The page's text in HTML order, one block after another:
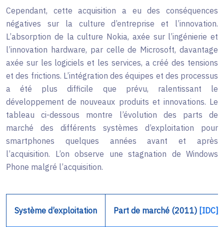
Cependant, cette acquisition a eu des conséquences
négatives sur la culture d’entreprise et l’innovation.
L’absorption de la culture Nokia, axée sur l’ingénierie et
l’innovation hardware, par celle de Microsoft, davantage
axée sur les logiciels et les services, a créé des tensions
et des frictions. L’intégration des équipes et des processus
a été plus difficile que prévu, ralentissant le
développement de nouveaux produits et innovations. Le
tableau ci-dessous montre l’évolution des parts de
marché des différents systèmes d’exploitation pour
smartphones quelques années avant et après
l’acquisition. L’on observe une stagnation de Windows
Phone malgré l’acquisition.
Système d’exploitation Part de marché (2011) [IDC]